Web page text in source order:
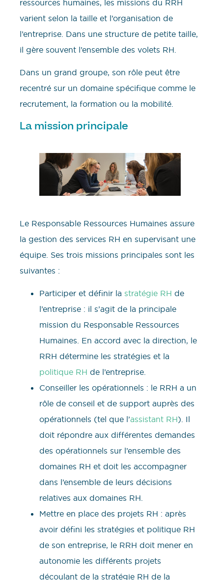
ressources humaines, les missions du RRH
varient selon la taille et l’organisation de
l’entreprise. Dans une structure de petite taille,
il gère souvent l’ensemble des volets RH.
Dans un grand groupe, son rôle peut être
recentré sur un domaine spécifique comme le
recrutement, la formation ou la mobilité.
La mission principale
Le Responsable Ressources Humaines assure
la gestion des services RH en supervisant une
équipe. Ses trois missions principales sont les
suivantes :
Participer et définir la stratégie RH de
l’entreprise : il s’agit de la principale
mission du Responsable Ressources
Humaines. En accord avec la direction, le
RRH détermine les stratégies et la
politique RH de l’entreprise.
Conseiller les opérationnels : le RRH a un
rôle de conseil et de support auprès des
opérationnels (tel que l’assistant RH). Il
doit répondre aux différentes demandes
des opérationnels sur l’ensemble des
domaines RH et doit les accompagner
dans l’ensemble de leurs décisions
relatives aux domaines RH.
Mettre en place des projets RH : après
avoir défini les stratégies et politique RH
de son entreprise, le RRH doit mener en
autonomie les différents projets
découlant de la stratégie RH de la